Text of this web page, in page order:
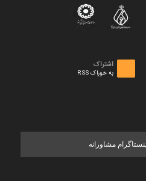
اشتراک
به خوراک RSS
مشاورانه